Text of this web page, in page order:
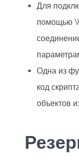
Для
помощью
Одна из
код
объектов